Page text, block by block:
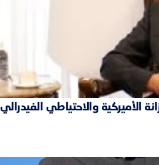
الأميركية والاحتياطي الفيدرالي